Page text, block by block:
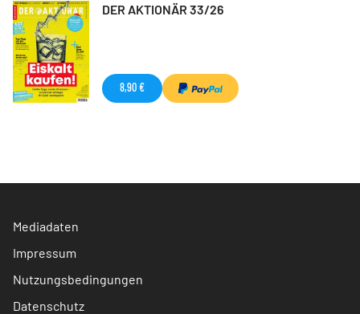
DER AKTIONÄR 33/26
8,90 €
Mediadaten
Impressum
Nutzungsbedingungen
Datenschutz